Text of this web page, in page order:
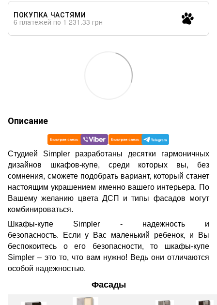
ПОКУПКА ЧАСТЯМИ
6 платежей по 1 231.33 грн
Описание
Cтудией Simpler разработаны десятки гармоничных
дизайнов шкафов-купе, среди которых вы, без
сомнения, сможете подобрать вариант, который станет
настоящим украшением именно вашего интерьера. По
Вашему желанию цвета ДСП и типы фасадов могут
комбинироваться.
Шкафы-купе Simpler - надежность и
безопасность. Если у Вас маленький ребенок, и Вы
беспокоитесь о его безопасности, то шкафы-купе
Simpler – это то, что вам нужно! Ведь они отличаются
особой надежностью.
Фасады